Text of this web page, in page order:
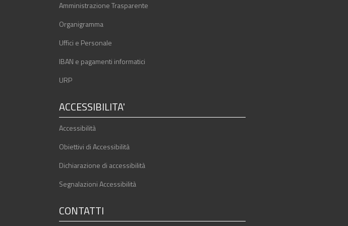
Amministrazione Trasparente
Organigramma
Uffici e Personale
IBAN e pagamenti informatici
URP
ACCESSIBILITA'
Accessibilità
Obiettivi di Accessibilità
Dichiarazione di accessibilità
Segnalazioni Accessibilità
CONTATTI